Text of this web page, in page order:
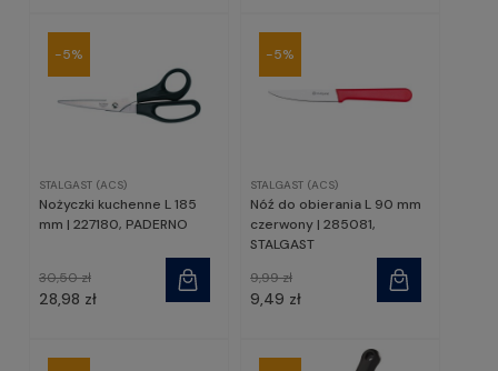
STALGAST (ACS)
Nożyczki kuchenne L 185
mm | 227180, PADERNO
28,98 zł
30,50 zł
-5%
STALGAST (ACS)
Nóź do obierania L 90 mm
czerwony | 285081,
STALGAST
9,49 zł
9,99 zł
-5%